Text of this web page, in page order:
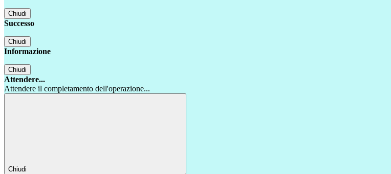
Chiudi
Successo
Chiudi
Informazione
Chiudi
Attendere...
Attendere il completamento dell'operazione...
Chiudi